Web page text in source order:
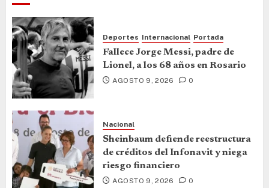
Deportes Internacional Portada
Fallece Jorge Messi, padre de
Lionel, a los 68 años en Rosario
AGOSTO 9, 2026 0
Nacional
Sheinbaum defiende reestructura
de créditos del Infonavit y niega
riesgo financiero
AGOSTO 9, 2026 0